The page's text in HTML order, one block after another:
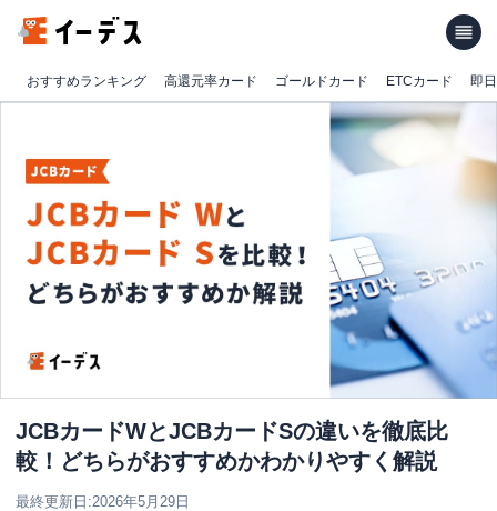
おすすめランキング 高還元率カード ゴールドカード ETCカード 即
JCBカードWとJCBカードSの違いを徹底比
較！どちらがおすすめかわかりやすく解説
最終更新日:2026年5月29日